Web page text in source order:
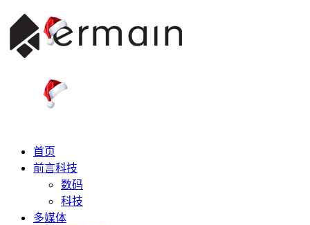
首页
前言科技
数码
科技
多媒体